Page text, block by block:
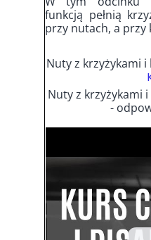
funkcją pełnią
przy nutach, a przy
Nuty z krzyżykami
Nuty z krzyżykami
-